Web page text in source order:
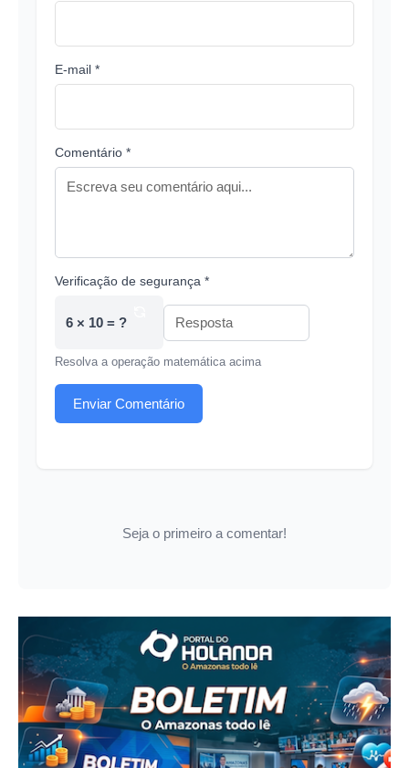
E-mail *
Comentário *
Verificação de segurança *
6 × 10 = ?
Resolva a operação matemática acima
Enviar Comentário
Seja o primeiro a comentar!